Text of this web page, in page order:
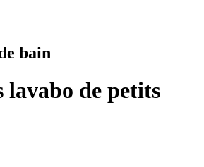
bain
lavabo de petits